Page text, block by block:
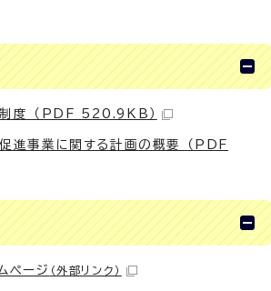
度 （PDF 520.9KB）
進事業に関する計画の概要 （PDF
ページ （外部リンク）